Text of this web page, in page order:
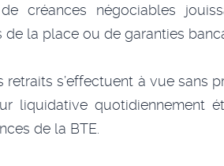
créances négociables
la place ou de garanties
retraits s’effectuent à vue sans
liquidative quotidiennement
de la BTE.